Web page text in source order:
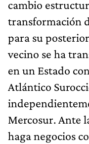
cambio
transformación
para su
vecino se ha
en un Estado
Atlántico
Mercosur. Ante
haga negocios